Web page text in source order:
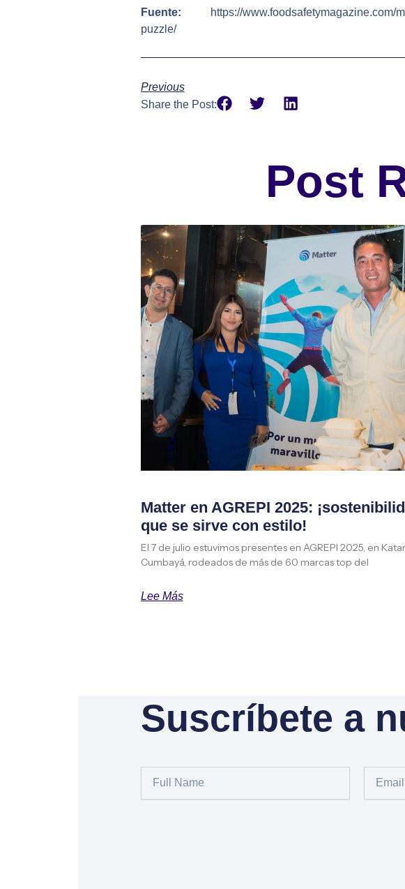
Fuente: https://www.foodsafetymagazine.com/
puzzle/
Previous
Share the Post:
Post
Matter en AGREPI 2025:
que se sirve con estilo!
El 7 de julio estuvimos presentes en AGREPI 2025, en
Cumbayá, rodeados de más de 60 marcas top del
Lee Más
Suscríbete a
Name